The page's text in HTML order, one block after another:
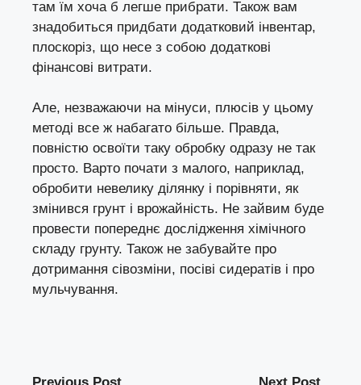
там їм хоча б легше прибрати. Також вам
знадобиться придбати додатковий інвентар,
плоскоріз, що несе з собою додаткові
фінансові витрати.
Але, незважаючи на мінуси, плюсів у цьому
методі все ж набагато більше. Правда,
повністю освоїти таку обробку одразу не так
просто. Варто почати з малого, наприклад,
обробити невелику ділянку і порівняти, як
змінився грунт і врожайність. Не зайвим буде
провести попереднє дослідження хімічного
складу грунту. Також не забувайте про
дотримання сівозміни, посіві сидератів і про
мульчування.